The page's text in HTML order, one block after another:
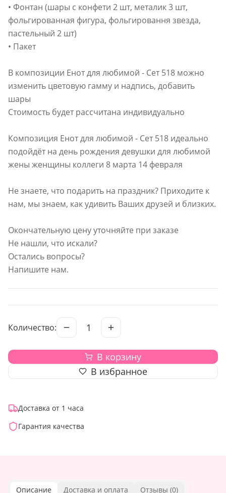
• Фонтан (шары с конфети 2 шт, металик 3 шт,
фольгированная фигура, фольгировання звезда,
пастельный 2 шт)
• Пакет
В композиции Енот для любимой - Сет 518 можно
изменить цветовую гамму и надпись, добавить
шары
Стоимость будет рассчитана индивидуально
Композиция Енот для любимой - Сет 518 идеально
подойдёт на день рождения девушки для любимой
жены женщины коллеги 8 марта 14 февраля
Не знаете, что подарить на праздник? Приходите к
нам, мы знаем, как удивить Ваших друзей и близких.
Окончательную цену уточняйте при заказе
Не нашли, что искали?
Остались вопросы?
Напишите нам.
Количество: 1
В корзину
В избранное
Доставка от 1 часа
Гарантия качества
Описание Доставка и оплата Отзывы (0)